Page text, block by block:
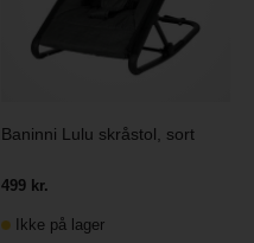
Baninni Lulu skråstol, sort
499 kr.
Ikke på lager